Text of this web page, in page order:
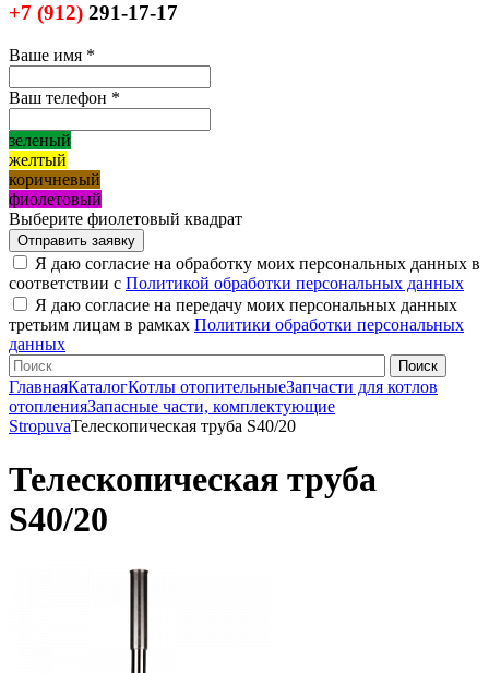
+7 (912) 291-17-17
Ваше имя *
Ваш телефон *
зеленый
желтый
коричневый
фиолетовый
Выберите фиолетовый квадрат
Я даю согласие на обработку моих персональных данных в
соответствии с Политикой обработки персональных данных
Я даю согласие на передачу моих персональных данных
третьим лицам в рамках Политики обработки персональных
данных
ГлавнаяКаталогКотлы отопительныеЗапчасти для котлов
отопленияЗапасные части, комплектующие
StropuvaТелескопическая труба S40/20
Телескопическая труба
S40/20